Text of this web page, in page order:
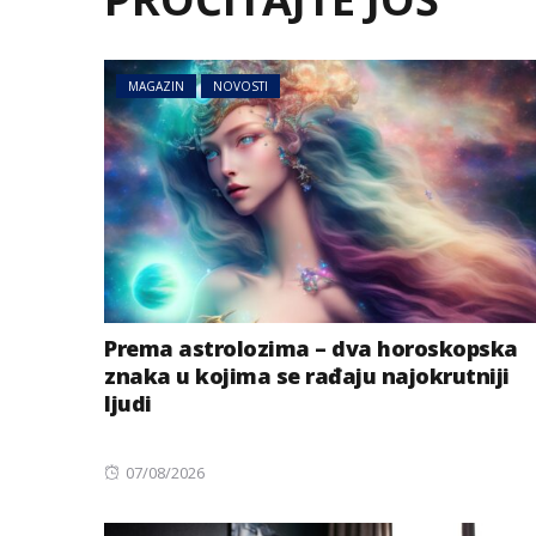
MAGAZIN NOVOSTI
Prema astrolozima – dva horoskopska
znaka u kojima se rađaju najokrutniji
ljudi
Posted
07/08/2026